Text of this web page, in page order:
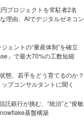
プロジェクトを常駐者2名
理由、AIでデジタルゼネコン
ェントの“量産体制”を確立
」で最大70%の工数短縮
態、若手をどう育てるのか？
プコンサルタントに聞く
託銀行が挑む、“統治”と“俊敏
基盤構築